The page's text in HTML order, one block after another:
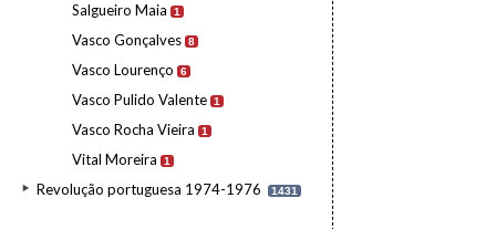
Salgueiro Maia 1
Vasco Gonçalves 8
Vasco Lourenço 6
Vasco Pulido Valente 1
Vasco Rocha Vieira 1
Vital Moreira 1
Revolução portuguesa 1974-1976 1431